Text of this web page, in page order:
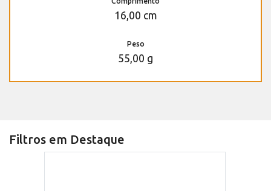
16,00 cm
Peso
55,00 g
Filtros em Destaque